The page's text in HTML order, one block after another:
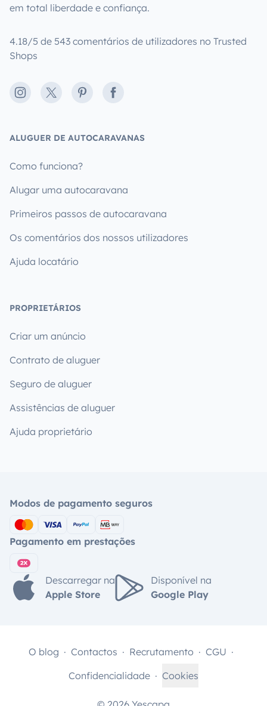
em total liberdade e confiança.
4.18/5 de 543 comentários de utilizadores no Trusted
Shops
Instagram
X PinterestFacebook
ALUGUER DE AUTOCARAVANAS
Como funciona?
Alugar uma autocaravana
Primeiros passos de autocaravana
Os comentários dos nossos utilizadores
Ajuda locatário
PROPRIETÁRIOS
Criar um anúncio
Contrato de aluguer
Seguro de aluguer
Assistências de aluguer
Ajuda proprietário
Modos de pagamento seguros
Pagamento em prestações
Descarregar na
Apple Store
Disponível na
Google Play
O blog Contactos Recrutamento
CGU
Confidencialidade
Cookies